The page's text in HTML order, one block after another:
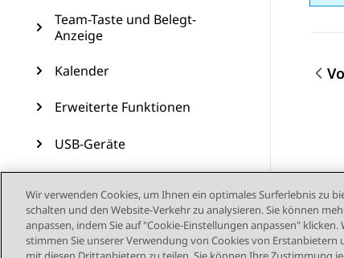
Team-Taste und Belegt-
Anzeige
Kalender
Erweiterte Funktionen
USB-Geräte
Anpassungen
Telefonaktualisierung
Wir verwenden Cookies, um Ihnen ein optimales Surferlebnis zu
schalten und den Website-Verkehr zu analysieren. Sie können
anpassen, indem Sie auf "Cookie-Einstellungen anpassen"
stimmen Sie unserer Verwendung von Cookies von